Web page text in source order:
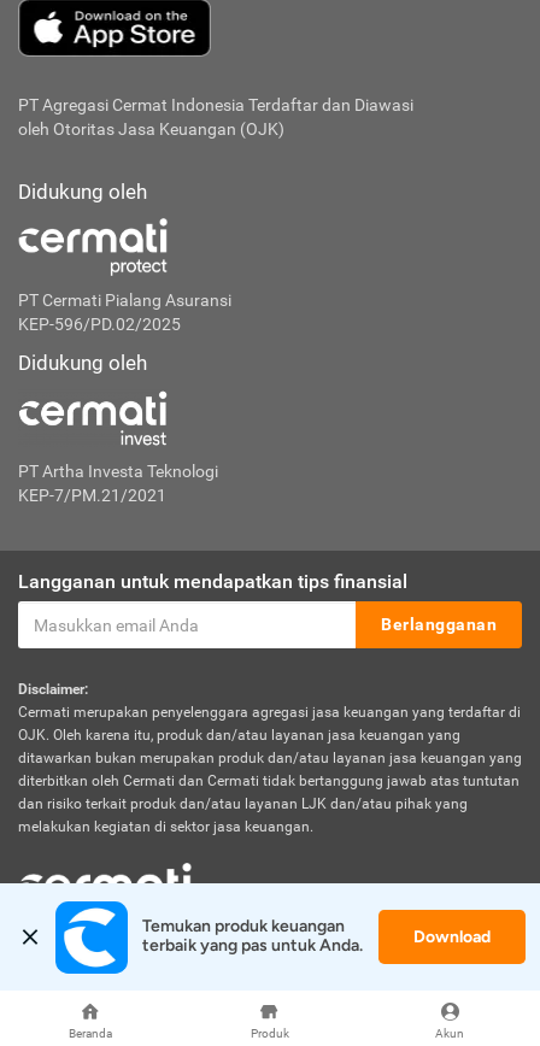
Beranda Produk Akun
PT Agregasi Cermat Indonesia Terdaftar dan Diawasi
oleh Otoritas Jasa Keuangan (OJK)
Didukung oleh
PT Cermati Pialang Asuransi
KEP-596/PD.02/2025
Didukung oleh
PT Artha Investa Teknologi
KEP-7/PM.21/2021
Langganan untuk mendapatkan tips finansial
Berlangganan
Disclaimer:
Cermati merupakan penyelenggara agregasi jasa keuangan yang terdaftar di
OJK. Oleh karena itu, produk dan/atau layanan jasa keuangan yang
ditawarkan bukan merupakan produk dan/atau layanan jasa keuangan yang
diterbitkan oleh Cermati dan Cermati tidak bertanggung jawab atas tuntutan
dan risiko terkait produk dan/atau layanan LJK dan/atau pihak yang
melakukan kegiatan di sektor jasa keuangan.
© 2026 Cermati. All Rights Reserved.
Temukan produk keuangan
terbaik yang pas untuk Anda.
Download